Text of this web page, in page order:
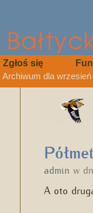
Zgłoś się
Archiwum dla wrzesień
admin w
A oto